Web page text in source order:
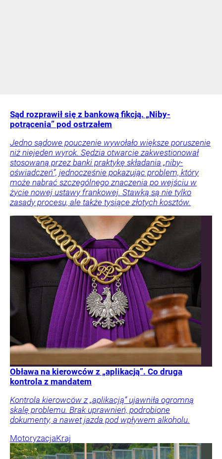
Sąd rozprawił się z bankową fikcją. „Niby-
potrącenia” pod ostrzałem
Jedno sądowe pouczenie wywołało większe poruszenie
niż niejeden wyrok. Sędzia otwarcie zakwestionował
stosowaną przez banki praktykę składania „niby-
oświadczeń”, jednocześnie pokazując problem, który
może nabrać szczególnego znaczenia po wejściu w
życie nowej ustawy frankowej. Stawką są nie tylko
zasady procesu, ale także tysiące złotych kosztów.
Obława na kierowców z „aplikacją”. Co druga
kontrola z mandatem
Kontrola kierowców z „aplikacją” ujawniła ogromną
skalę problemu. Brak uprawnień, podrobione
dokumenty, a nawet jazda pod wpływem alkoholu.
MotoryzacjaKraj